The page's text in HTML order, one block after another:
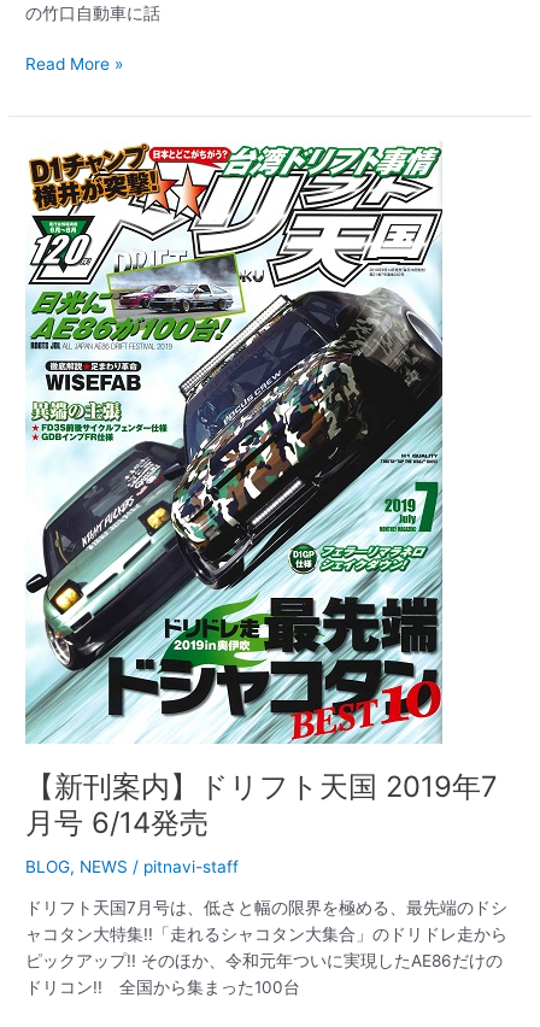
の竹口自動車に話
Read More »
【新刊案内】ドリフト天国 2019年7
月号 6/14発売
BLOG, NEWS / pitnavi-staff
ドリフト天国7月号は、低さと幅の限界を極める、最先端のドシ
ャコタン大特集!!「走れるシャコタン大集合」のドリドレ走から
ピックアップ!! そのほか、令和元年ついに実現したAE86だけの
ドリコン!! 全国から集まった100台
【新
刊
案
内】
ド
リ
フ
ト
天
2019
年
6/14
発